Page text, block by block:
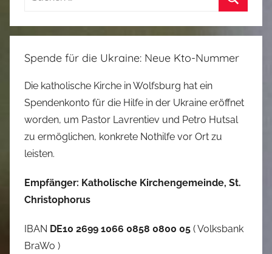
t
a
Spende für die Ukraine: Neue Kto-Nummer
Die katholische Kirche in Wolfsburg hat ein
Spendenkonto für die Hilfe in der Ukraine eröffnet
worden, um Pastor Lavrentiev und Petro Hutsal
zu ermöglichen, konkrete Nothilfe vor Ort zu
leisten.
Empfänger: Katholische Kirchengemeinde, St.
Christophorus
IBAN DE10 2699 1066 0858 0800 05 ( Volksbank
BraWo )